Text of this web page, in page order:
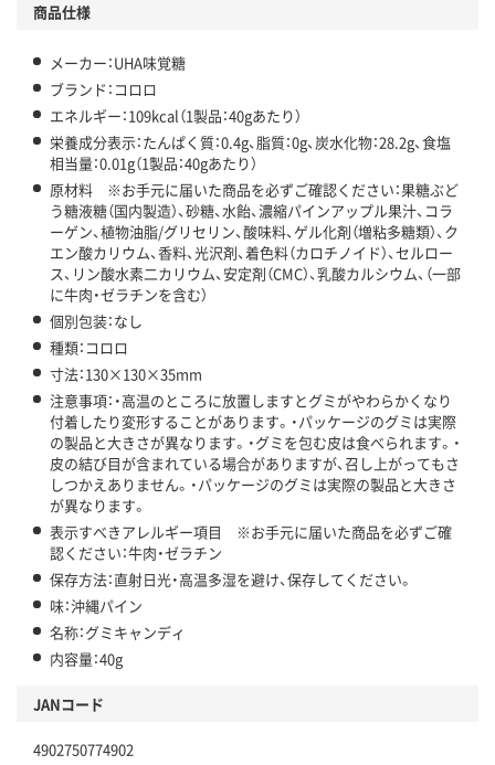
商品仕様
メーカー：UHA味覚糖
ブランド：コロロ
エネルギー：109kcal（1製品：40gあたり）
栄養成分表示：たんぱく質：0.4g、脂質：0g、炭水化物：28.2g、食塩
相当量：0.01g（1製品：40gあたり）
原材料 ※お手元に届いた商品を必ずご確認ください：果糖ぶど
う糖液糖（国内製造）、砂糖、水飴、濃縮パインアップル果汁、コラ
ーゲン、植物油脂/グリセリン、酸味料、ゲル化剤（増粘多糖類）、ク
エン酸カリウム、香料、光沢剤、着色料（カロチノイド）、セルロー
ス、リン酸水素二カリウム、安定剤（CMC）、乳酸カルシウム、（一部
に牛肉・ゼラチンを含む）
個別包装：なし
種類：コロロ
寸法：130×130×35mm
注意事項：・高温のところに放置しますとグミがやわらかくなり
付着したり変形することがあります。・パッケージのグミは実際
の製品と大きさが異なります。・グミを包む皮は食べられます。・
皮の結び目が含まれている場合がありますが、召し上がってもさ
しつかえありません。・パッケージのグミは実際の製品と大きさ
が異なります。
表示すべきアレルギー項目 ※お手元に届いた商品を必ずご確
認ください：牛肉・ゼラチン
保存方法：直射日光・高温多湿を避け、保存してください。
味：沖縄パイン
名称：グミキャンディ
内容量：40g
JANコード
4902750774902